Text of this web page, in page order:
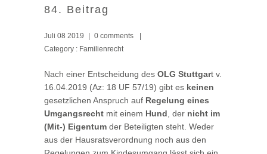
84. Beitrag
Juli 08 2019 0 comments
Category : Familienrecht
Nach einer Entscheidung des OLG Stuttgart v.
16.04.2019 (Az: 18 UF 57/19) gibt es keinen
gesetzlichen Anspruch auf Regelung eines
Umgangsrecht mit einem Hund, der nicht im
(Mit-) Eigentum der Beteiligten steht. Weder
aus der Hausratsverordnung noch aus den